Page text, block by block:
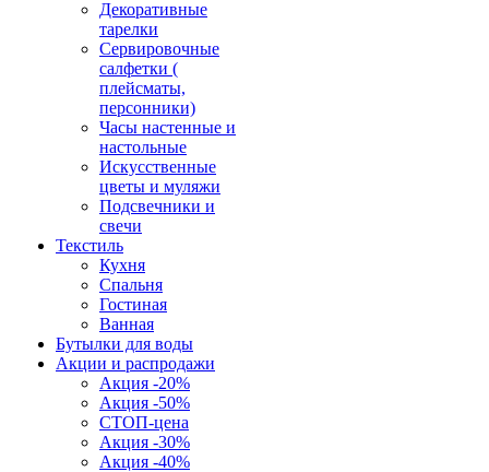
Декоративные
тарелки
Сервировочные
салфетки (
плейсматы,
персонники)
Часы настенные и
настольные
Искусственные
цветы и муляжи
Подсвечники и
свечи
Текстиль
Кухня
Спальня
Гостиная
Ванная
Бутылки для воды
Акции и распродажи
Акция -20%
Акция -50%
СТОП-цена
Акция -30%
Акция -40%